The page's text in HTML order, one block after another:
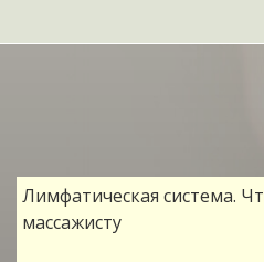
Лимфатическая система.
массажисту